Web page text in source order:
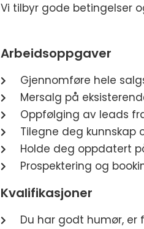
Vi tilbyr gode betingelser
Arbeidsoppgaver
Gjennomføre hele
Mersalg på
Oppfølging av leads
Tilegne deg kunnskap
Holde deg oppdatert
Prospektering og
Kvalifikasjoner
Du har godt humør,